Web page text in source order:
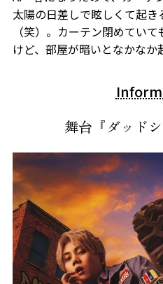
太陽の日差しで眩しくて起
（笑）。カーテン閉めてい
けど、部屋が暗いとなかなか
舞台『ダッドシ